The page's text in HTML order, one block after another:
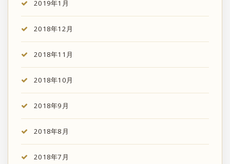
2019年1月
2018年12月
2018年11月
2018年10月
2018年9月
2018年8月
2018年7月